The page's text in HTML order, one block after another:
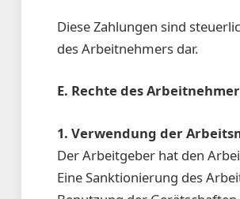
Diese Zahlungen sind
des Arbeitnehmers dar.
E. Rechte des
1. Verwendung der
Der Arbeitgeber hat den
Eine Sanktionierung des